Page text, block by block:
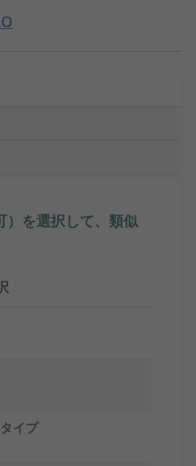
）を選択して、類似
イプ